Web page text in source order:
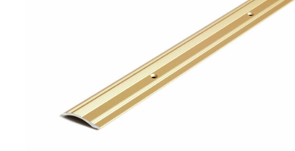
Tummuneet tai kuivat lauteet? Näin saat